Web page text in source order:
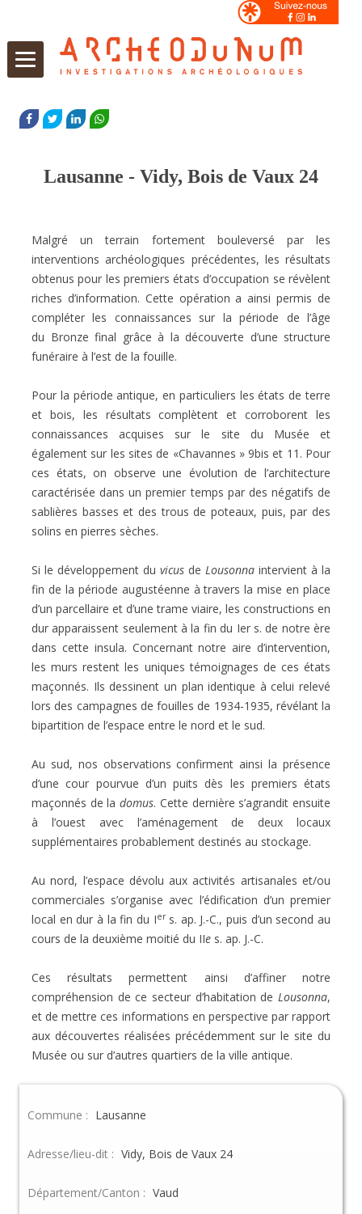
FACEBOOK
TWITTERLINKEDIN
Lausanne - Vidy, Bois de Vaux 24
Malgré un terrain fortement bouleversé par les
interventions archéologiques précédentes, les résultats
obtenus pour les premiers états d’occupation se révèlent
riches d’information. Cette opération a ainsi permis de
compléter les connaissances sur la période de l’âge
du Bronze final grâce à la découverte d’une structure
funéraire à l’est de la fouille.
Pour la période antique, en particuliers les états de terre
et bois, les résultats complètentet corroborent les
connaissances acquises sur le site du Musée et
également sur les sites de «Chavannes » 9bis et 11. Pour
ces états, on observe une évolution de l’architecture
caractérisée dans un premier temps par des négatifs de
sablières basses et des trous de poteaux, puis, par des
solins en pierres sèches.
Si le développement du vicus de Lousonna intervient à la
fin de la période augustéenne à travers la mise en place
d’un parcellaire et d’une trame viaire, les constructions en
durapparaissent seulement à la fin du Ier s. de notre ère
dans cette insula. Concernant notreaire d’intervention,
les murs restent les uniques témoignages de ces états
maçonnés. Ils dessinent un plan identique à celui relevé
lors des campagnes de fouilles de 1934-1935, révélant la
bipartition de l’espace entre le nord et le sud.
Au sud, nos observations confirment ainsi la présence
d’une cour pourvue d’un puits dès les premiers états
maçonnés de ladomus. Cette dernière s’agrandit ensuite
à l’ouest avec l’aménagement de deux locaux
supplémentaires probablement destinés au stockage.
Au nord, l’espace dévolu aux activités artisanales et/ou
commerciales s’organise avec l’édification d’un premier
local en dur à la fin du Iers. ap. J.-C., puis d’un second au
cours de la deuxième moitié du IIe s. ap. J.-C.
Ces résultats permettent ainsi d’affiner notre
compréhension de ce secteur d’habitation de Lousonna,
et de mettre ces informations en perspective par rapport
aux découvertes réalisées précédemment sur le site du
Musée ou sur d’autres quartiers de la ville antique.
Commune : Lausanne
Adresse/lieu-dit : Vidy, Bois de Vaux 24
Département/Canton : Vaud